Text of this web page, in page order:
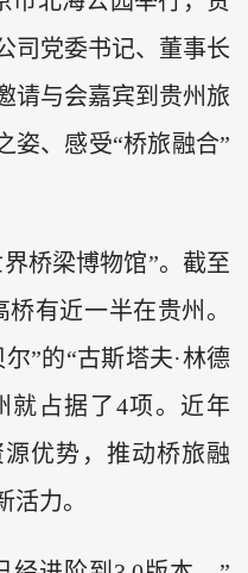
司党委书记、董事长
请与会嘉宾到贵州旅
姿、感受“桥旅融合”
桥梁博物馆”。截至
有近一半在贵州。
”的“古斯塔夫·林德
就占据了4项。近年
优势，推动桥旅融
力。